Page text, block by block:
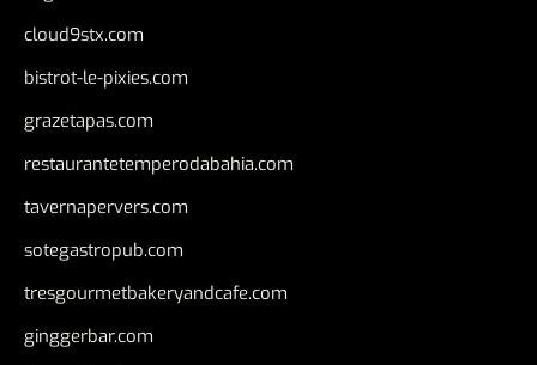
cloud9stx.com
bistrot-le-pixies.com
grazetapas.com
restaurantetemperodabahia.com
tavernapervers.com
sotegastropub.com
tresgourmetbakeryandcafe.com
ginggerbar.com